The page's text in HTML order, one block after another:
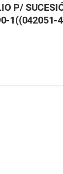
P/
1((042051-